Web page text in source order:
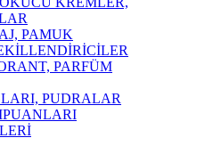
PAMUK
PARFÜM
PUDRALAR